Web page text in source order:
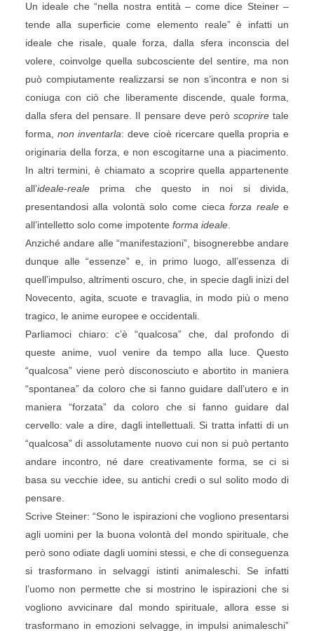
Un ideale che “nella nostra entità – come dice Steiner –
tende alla superficie come elemento reale” è infatti un
ideale che risale, quale forza, dalla sfera inconscia del
volere, coinvolge quella subcosciente del sentire, ma non
può compiutamente realizzarsi se non s’incontra e non si
coniuga con ciò che liberamente discende, quale forma,
dalla sfera del pensare. Il pensare deve peròscoprire tale
forma, non inventarla: deve cioè ricercare quella propria e
originaria della forza, e non escogitarne una a piacimento.
In altri termini, è chiamato a scoprire quella appartenente
all’ideale-realeprima che questo in noi si divida,
presentandosi alla volontà solo come ciecaforza realee
all’intelletto solo come impotente forma ideale.
Anziché andare alle “manifestazioni”, bisognerebbe andare
dunque alle “essenze” e, in primo luogo, all’essenza di
quell’impulso, altrimenti oscuro, che, in specie dagli inizi del
Novecento, agita, scuote e travaglia, in modo più o meno
tragico, le anime europee e occidentali.
Parliamoci chiaro: c’è “qualcosa” che, dal profondo di
queste anime, vuol venire da tempo alla luce. Questo
“qualcosa” viene però disconosciuto e abortito in maniera
“spontanea” da coloro che si fanno guidare dall’utero e in
maniera “forzata” da coloro che si fanno guidare dal
cervello: vale a dire, dagli intellettuali. Si tratta infatti di un
“qualcosa” di assolutamente nuovo cui non si può pertanto
andare incontro, né dare creativamente forma, se ci si
basa su vecchie idee, su antichi credi o sul solito modo di
pensare.
Scrive Steiner: “Sono le ispirazioni che vogliono presentarsi
agli uomini per la buona volontà del mondo spirituale, che
però sono odiate dagli uomini stessi, e che di conseguenza
si trasformano in selvaggi istinti animaleschi. Se infatti
l’uomo non permette che si mostrino le ispirazioni che si
vogliono avvicinare dal mondo spirituale, allora esse si
trasformano in emozioni selvagge, in impulsi animaleschi”